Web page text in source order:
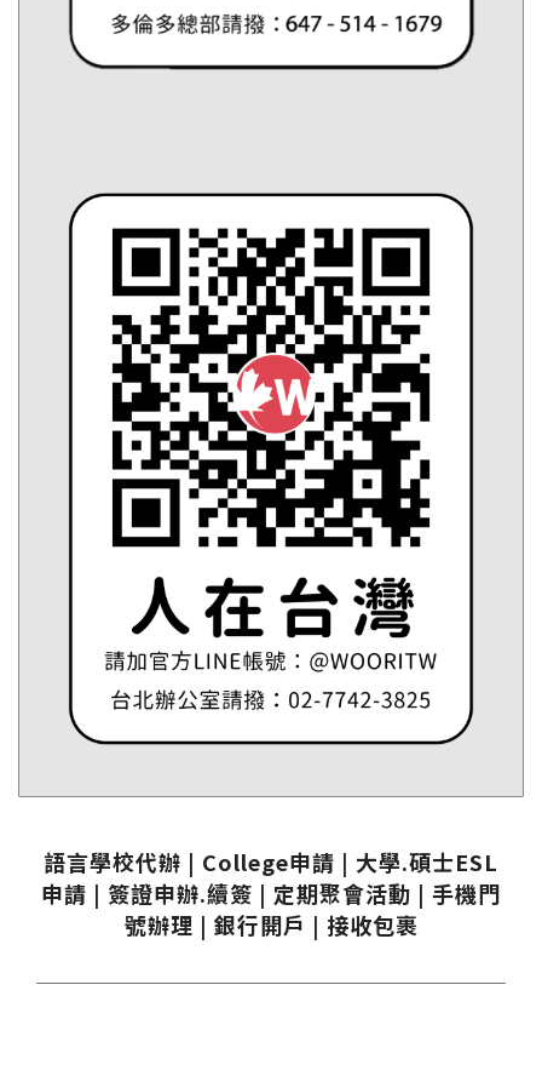
語言學校代辦 | College申請 | 大學.碩士ESL
申請 | 簽證申辦.續簽 | 定期聚會活動 | 手機門
號辦理 | 銀行開戶 | 接收包裹